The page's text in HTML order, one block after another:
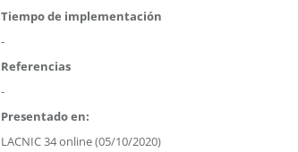
Tiempo de implementación
-
Referencias
-
Presentado en:
LACNIC 34 online (05/10/2020)